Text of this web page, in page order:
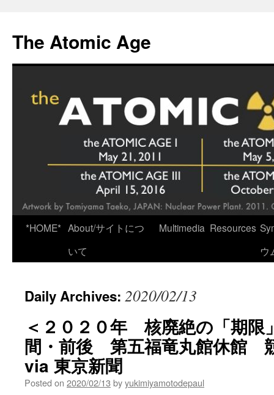
content
The Atomic Age
*HOME* About/サイトにつ
いて
Multimedia Resources
ウ
Daily Archives: 2020/02/13
＜２０２０年 核廃絶の「期限
間・前後 第五福竜丸館休館
via 東京新聞
Posted on 2020/02/13 byyukimiyamotodepaul